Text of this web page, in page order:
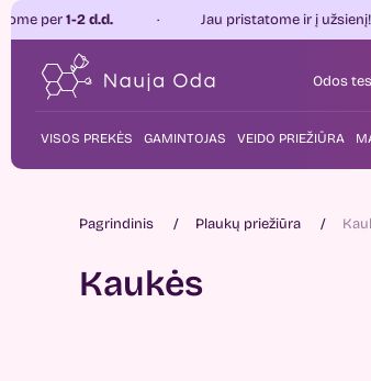
Jau pristatome ir į užsienį!
Odos
VISOS PREKĖS GAMINTOJAS VEIDO PRIEŽIŪRA
Pagrindinis Plaukų priežiūra
Kaukės